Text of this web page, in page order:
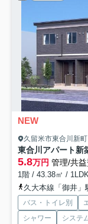
NEW
久留米市東合川新町
東合川アパート
5.8万円 管理/共
1階 / 43.38㎡ /
久大本線「御井」
バス・トイレ別
シャワー
システ